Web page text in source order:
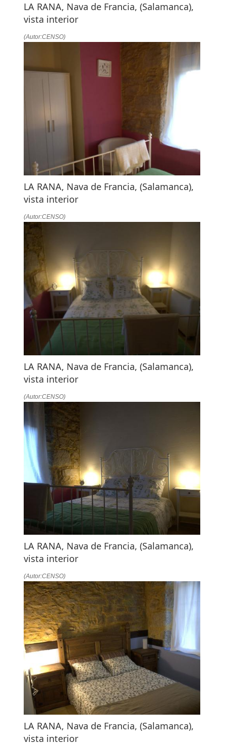
LA RANA, Nava de Francia, (Salamanca),
vista interior
(Autor:CENSO)
LA RANA, Nava de Francia, (Salamanca),
vista interior
(Autor:CENSO)
LA RANA, Nava de Francia, (Salamanca),
vista interior
(Autor:CENSO)
LA RANA, Nava de Francia, (Salamanca),
vista interior
(Autor:CENSO)
LA RANA, Nava de Francia, (Salamanca),
vista interior